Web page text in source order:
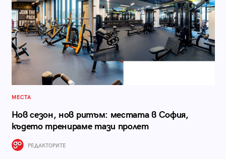
МЕСТА
Нов сезон, нов ритъм: местата в София,
където тренираме тази пролет
РЕДАКТОРИТЕ